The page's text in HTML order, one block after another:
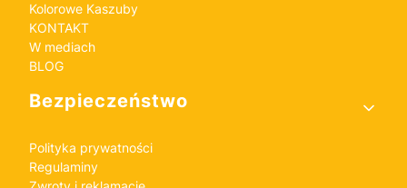
Kolorowe Kaszuby
KONTAKT
W mediach
BLOG
Bezpieczeństwo
Polityka prywatności
Regulaminy